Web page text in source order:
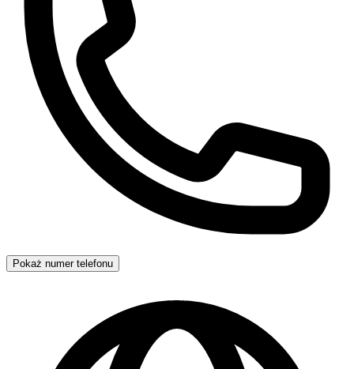
Pokaż numer telefonu